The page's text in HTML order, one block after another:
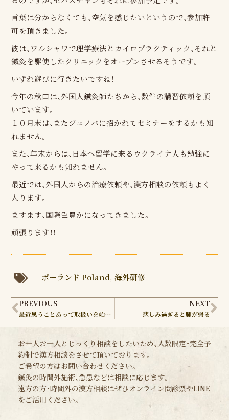
言葉は分からなくても、空気を感じたいというので、参加許
可を頂きました。
彼は、ワルシャワで理学療法とカイロプラクティック、それと
鍼灸を駆使したクリニックをオープンさせるそうです。
いずれ遊びに行きたいですね！
今年の秋口は、外国人鍼灸師たちから、数件の講習依頼を頂
いています。
１０月末は、またジェノバに招かれてセミナーをするかも知
れません。
また、年末からは、日本へ留学に来るウクライナ人も勉強に
やって来るかも知れません。
最近では、外国人からの治療依頼や、漢方相談の依頼もよく
入ります。
ますます、国際色豊かになってきました。
頑張ります！！
ポーランド Poland, 海外研修
Prev
PREVIOUS
最近思うことあって取扱いを始めた商品
NEXT
悲しみ過ぎると肺が弱る
お一人お一人とじっくり相談をしたいため、人数限定・完全予
約制で漢方相談をさせて頂いております。
ご希望の方はお問い合わせください。
鍼灸の時間外施術、急患などは相談に応じます。
遠方の方・時間外の漢方相談はぜひオンライン問診票やLINE
をご活用ください。